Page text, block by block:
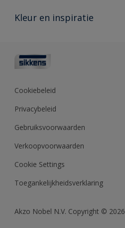
Vind je verkooppunt
Advies & service
Polyfilla Pro
Sikkens Center
Kleur en inspiratie
Kleurcollecties
Kennisbank
Cookiebeleid
Privacybeleid
Gebruiksvoorwaarden
Verkoopvoorwaarden
Cookie Settings
Toegankelijkheidsverklaring
Akzo Nobel N.V. Copyright © 2026